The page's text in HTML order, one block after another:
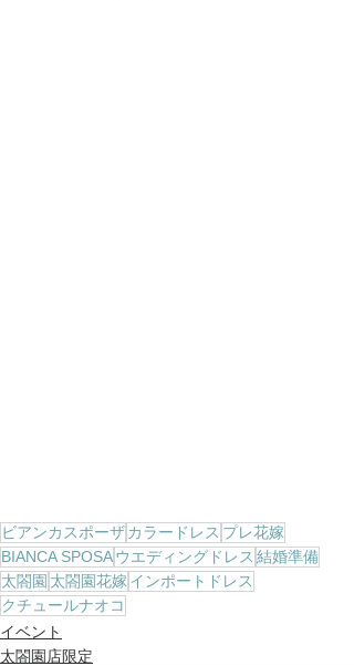
ビアンカスポーザ カラードレス プレ花嫁
BIANCA SPOSAウエディングドレス 結婚準備
太閤園 太閤園花嫁 インポートドレス
クチュールナオコ
イベント
太閤園店限定